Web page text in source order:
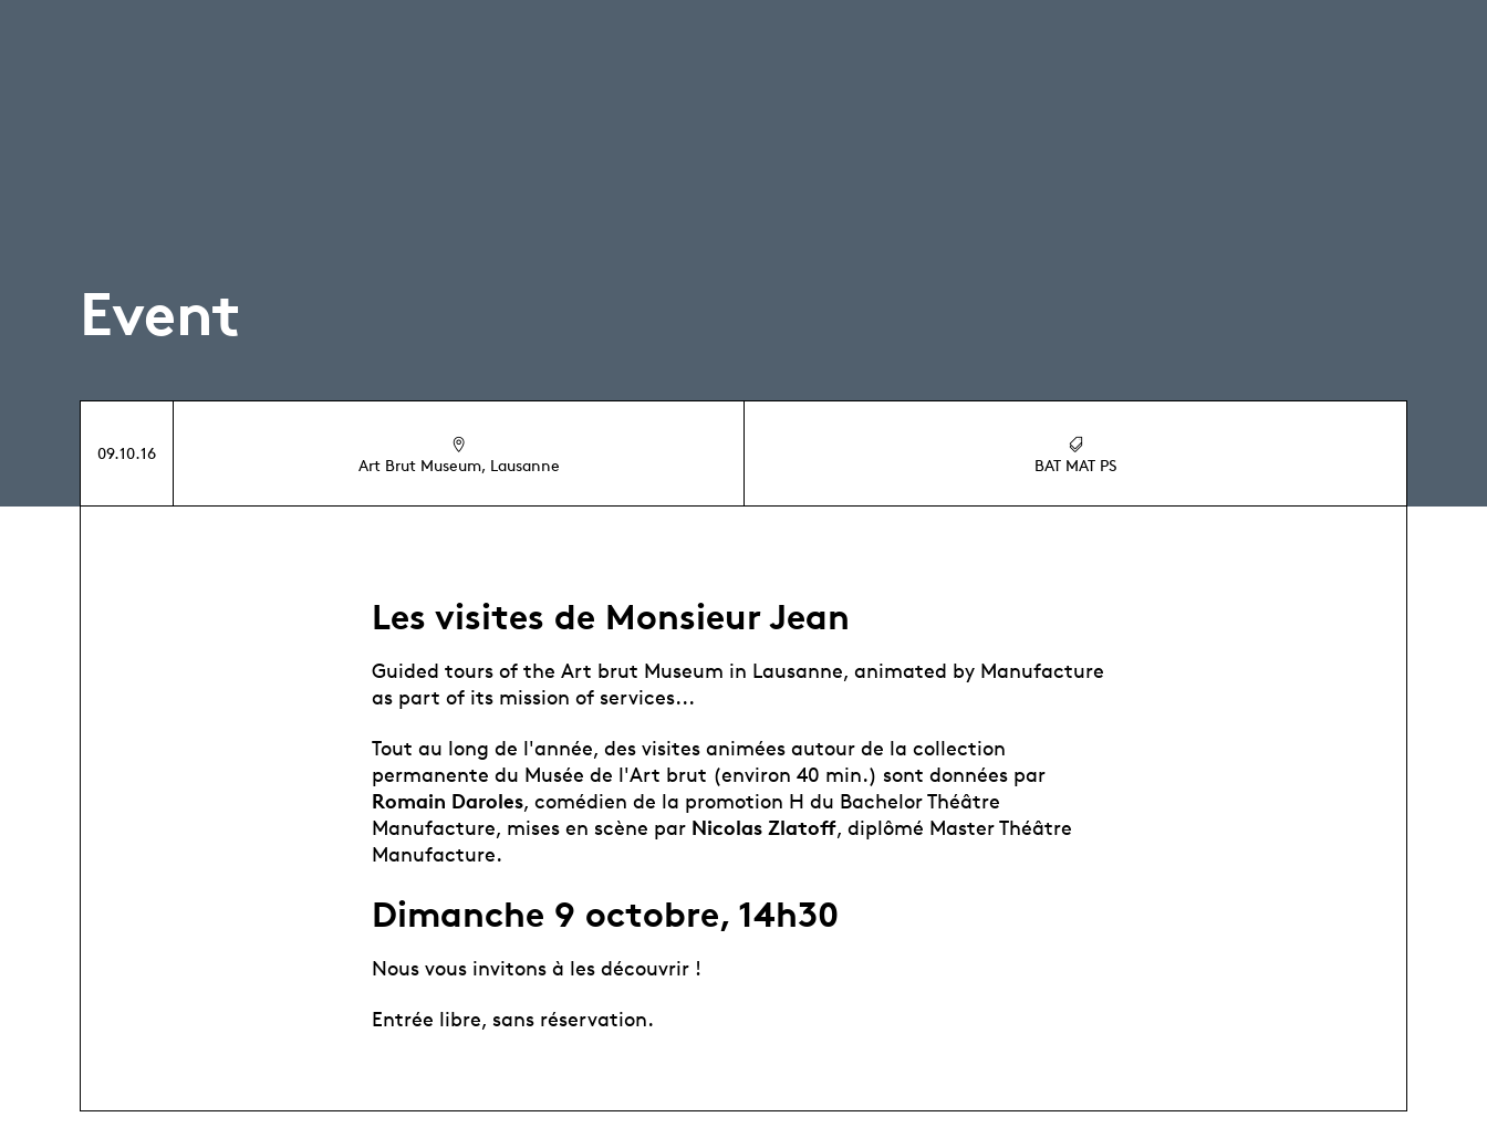
Event
09.10.16
Art Brut Museum, Lausanne BAT MAT PS
Les visites de Monsieur Jean
Guided tours of the Art brut Museum in Lausanne, animated by Manufacture
as part of its mission of services...
Tout au long de l'année, des visites animées autour de la collection
permanente du Musée de l'Art brut (environ 40 min.) sont données par
Romain Daroles, comédien de la promotion H du Bachelor Théâtre
Manufacture, mises en scène par Nicolas Zlatoff, diplômé Master Théâtre
Manufacture.
Dimanche 9 octobre, 14h30
Nous vous invitons à les découvrir !
Entrée libre, sans réservation.